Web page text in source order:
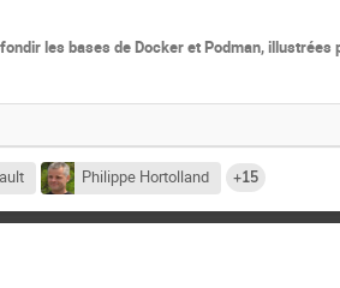
les bases de Docker et Podman, illustrées
Philippe Hortolland +15